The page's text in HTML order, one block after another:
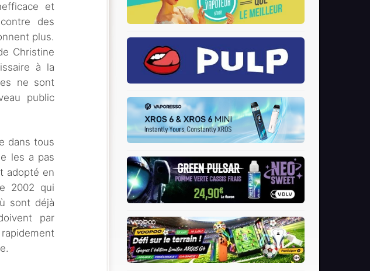
et
des
plus.
Christine
à la
ne sont
public
dans tous
les a pas
adopté en
2002 qui
sont déjà
par